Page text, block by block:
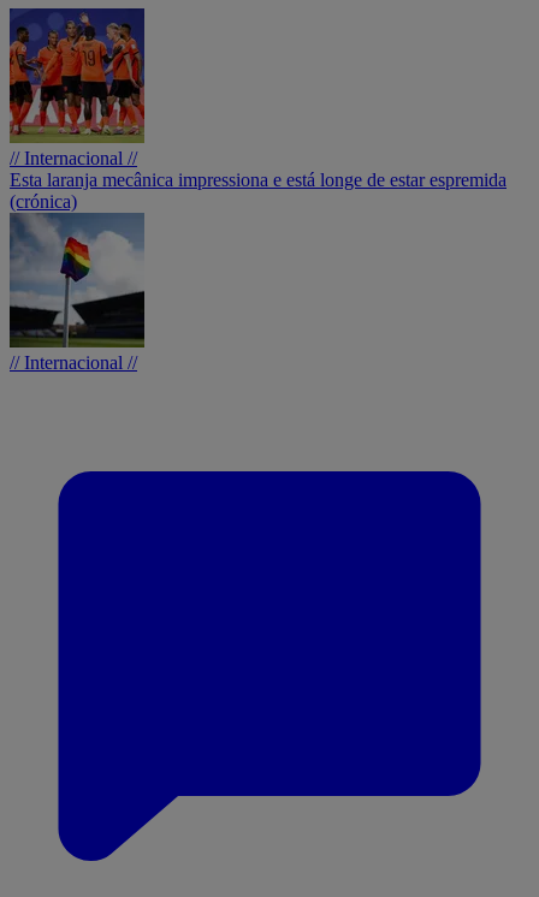
// Internacional //
Esta laranja mecânica impressiona e está longe de estar espremida
(crónica)
// Internacional //